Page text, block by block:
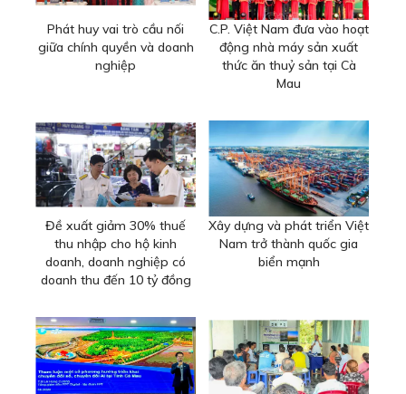
Phát huy vai trò cầu nối
giữa chính quyền và doanh
nghiệp
C.P. Việt Nam đưa vào hoạt
động nhà máy sản xuất
thức ăn thuỷ sản tại Cà
Mau
Đề xuất giảm 30% thuế
thu nhập cho hộ kinh
doanh, doanh nghiệp có
doanh thu đến 10 tỷ đồng
Xây dựng và phát triển Việt
Nam trở thành quốc gia
biển mạnh